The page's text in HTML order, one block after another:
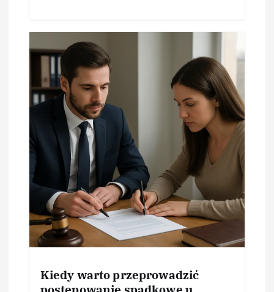
Kiedy warto przeprowadzić